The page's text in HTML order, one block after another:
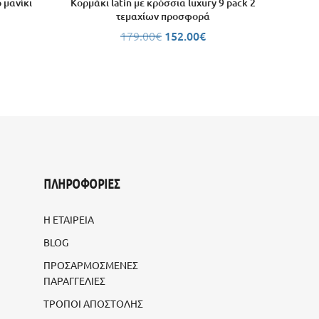
Κορμάκι latin με κρόσσια luxury 9 pack 2
τεμαχίων προσφορά
179.00€ 152.00€
ΠΛΗΡΟΦΟΡΙΕΣ
Η ΕΤΑΙΡΕΙΑ
BLOG
ΠΡΟΣΑΡΜΟΣΜΕΝΕΣ
ΠΑΡΑΓΓΕΛΙΕΣ
ΤΡΟΠΟΙ ΑΠΟΣΤΟΛΗΣ